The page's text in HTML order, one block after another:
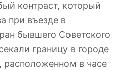
контраст, который
при въезде в
бывшего Советского
границу в городе
, расположенном в часе